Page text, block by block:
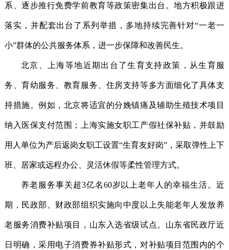
系、逐步推行免费学前教育等政策密集出台。地方积极跟进
落实，并配套出台了系列举措，多地持续完善针对“一老一
小”群体的公共服务体系，进一步保障和改善民生。
北京、上海等地近期出台了生育支持政策，从生育服
务、育幼服务、教育服务、住房支持等多方面细化了具体支
持措施。例如，北京将适宜的分娩镇痛及辅助生殖技术项目
纳入医保支付范围；上海实施女职工产假社保补贴，并鼓励
用人单位为产后返岗女职工设置“生育友好岗”，采取弹性上下
班、居家或远程办公、灵活休假等柔性管理方式。
养老服务事关超3亿名60岁以上老年人的幸福生活。近
期，民政部、财政部组织实施向中度以上失能老年人发放养
老服务消费补贴项目，山东入选省级试点。山东省民政厅近
日明确，采用电子消费券补贴形式，对补贴项目范围内的个